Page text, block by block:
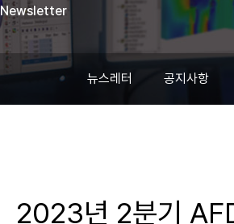
Newsletter
뉴스레터 공지사항
2023년 2분기